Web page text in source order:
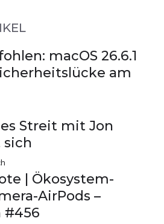
macOS 26.6.1
am
Streit mit Jon
sich
| Ökosystem-
AirPods –
#456